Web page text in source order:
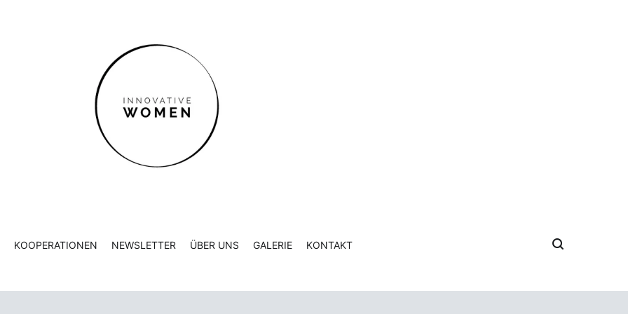
KOOPERATIONEN NEWSLETTER ÜBER UNS GALERIE KONTAKT